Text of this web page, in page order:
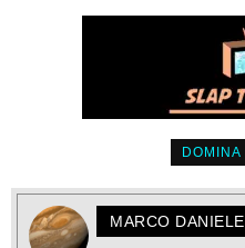
DOMINA
MARCO DANIELE